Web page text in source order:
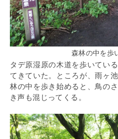
森林の中を歩
タデ原湿原の木道を歩いてい
てきていた。ところが、雨ヶ
林の中を歩き始めると、鳥の
き声も混じってくる。